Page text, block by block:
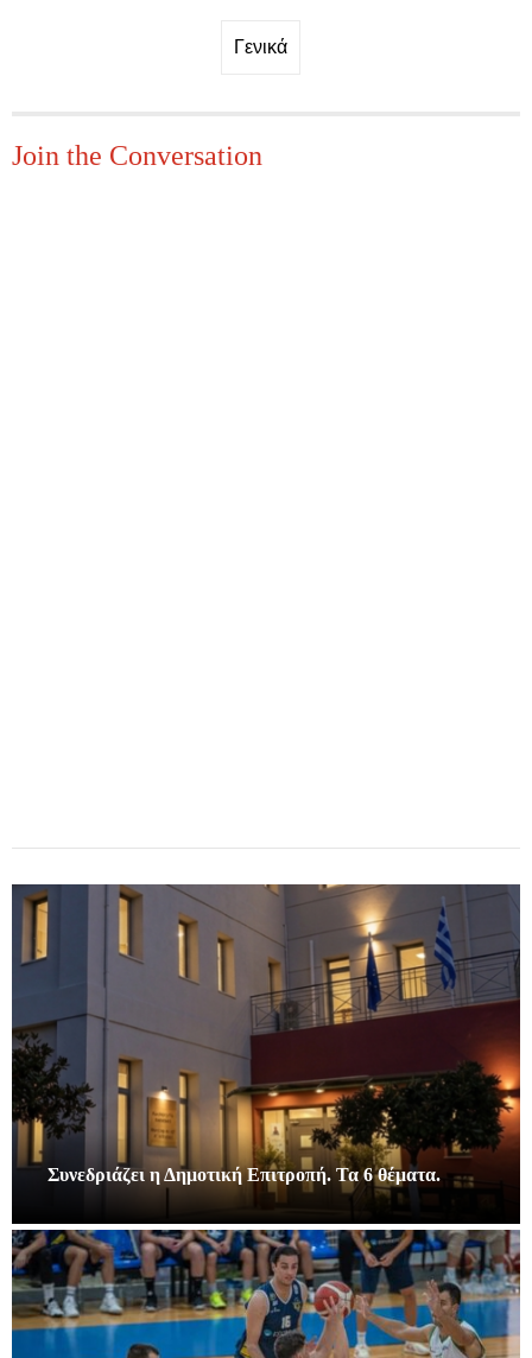
Γενικά
Join the Conversation
Συνεδριάζει η Δημοτική Επιτροπή. Τα 6 θέματα.